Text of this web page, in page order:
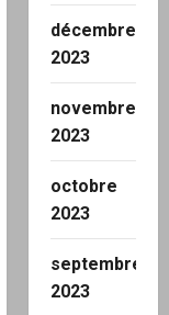
décembre
2023
novembre
2023
octobre
2023
septembre
2023